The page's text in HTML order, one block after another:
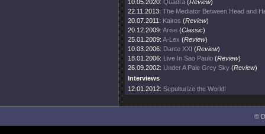
10.05.2020: Quadra (Review)
22.11.2013: The Mediator Between Head and
20.07.2011: Kairos (Review)
20.12.2009: Arise (Classic)
25.01.2009: A-Lex (Review)
10.03.2006: Dante XXI (Review)
18.01.2006: Live In Sao Paulo (Review)
26.09.2002: Under A Pale Grey Sky (Review)
Interviews
12.01.2012: Sepulturize the World!
©